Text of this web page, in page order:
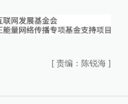
[ 责编：陈锐海 ]